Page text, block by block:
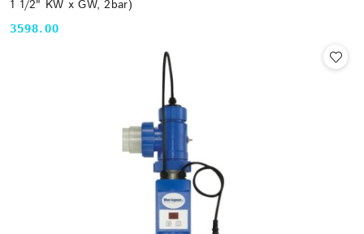
1 1/2" KW x GW, 2bar)
Cena:
3598.00